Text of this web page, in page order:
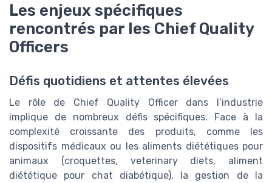
Les enjeux spécifiques
rencontrés par les Chief Quality
Officers
Défis quotidiens et attentes élevées
Le rôle de Chief Quality Officer dans l’industrie
implique de nombreux défis spécifiques. Face à la
complexité croissante des produits, comme les
dispositifs médicaux ou les aliments diététiques pour
animaux (croquettes, veterinary diets, aliment
diététique pour chat diabétique), la gestion de la